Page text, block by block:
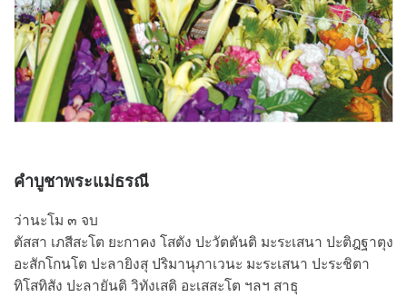
คำบูชาพระแม่ธรณี
ว่านะโม ๓ จบ
ตัสสา เภสีสะโต ยะกาคง โสตัง ปะวัตตันติ มะระเสนา ปะติฎฐาตุง
อะสักโกนโต ปะลายิงสุ ปริมานุภาเวนะ มะระเสนา ปะระชิตา
ทิโสทิสัง ปะลายันติ วิทังเสติ อะเสสะโต ฯลฯ สาธุ